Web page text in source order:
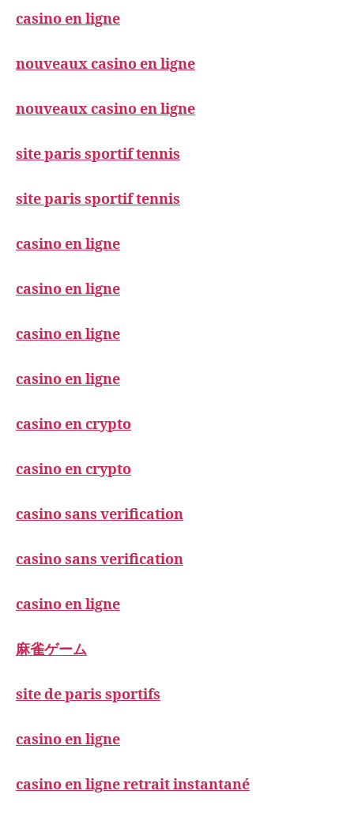
casino en ligne
nouveaux casino en ligne
nouveaux casino en ligne
site paris sportif tennis
site paris sportif tennis
casino en ligne
casino en ligne
casino en ligne
casino en ligne
casino en crypto
casino en crypto
casino sans verification
casino sans verification
casino en ligne
麻雀ゲーム
site de paris sportifs
casino en ligne
casino en ligne retrait instantané